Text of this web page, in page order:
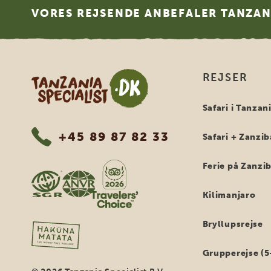
VORES REJSENDE ANBEFALER
Tanzania Specialist
+45 89 87 82 33
REJSER
Safari i
Safari +
Ferie på
Kilimanjaro
Bryllupsrejse
Grupperejse